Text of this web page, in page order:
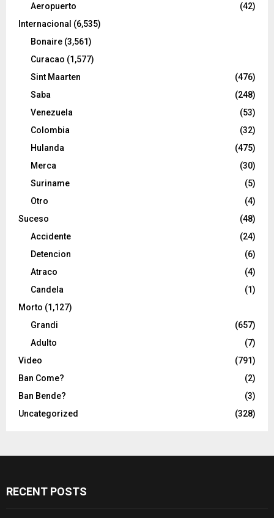
Aeropuerto
(42)
Internacional (6,535)
Bonaire (3,561)
Curacao (1,577)
Sint Maarten
(476)
Saba
(248)
Venezuela
(53)
Colombia
(32)
Hulanda
(475)
Merca
(30)
Suriname
(5)
Otro
(4)
Suceso
(48)
Accidente
(24)
Detencion
(6)
Atraco
(4)
Candela
(1)
Morto (1,127)
Grandi
(657)
Adulto
(7)
Video
(791)
Ban Come?
(2)
Ban Bende?
(3)
Uncategorized
(328)
RECENT POSTS